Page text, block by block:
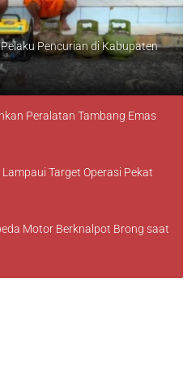
Pencurian di Kabupaten
Peralatan Tambang Emas
Target Operasi Pekat
Motor Berknalpot Brong saat